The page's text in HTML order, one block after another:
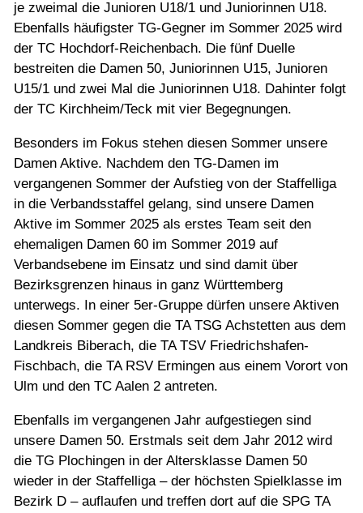
je zweimal die Junioren U18/1 und Juniorinnen U18.
Ebenfalls häufigster TG-Gegner im Sommer 2025 wird
der TC Hochdorf-Reichenbach. Die fünf Duelle
bestreiten die Damen 50, Juniorinnen U15, Junioren
U15/1 und zwei Mal die Juniorinnen U18. Dahinter folgt
der TC Kirchheim/Teck mit vier Begegnungen.
Besonders im Fokus stehen diesen Sommer unsere
Damen Aktive. Nachdem den TG-Damen im
vergangenen Sommer der Aufstieg von der Staffelliga
in die Verbandsstaffel gelang, sind unsere Damen
Aktive im Sommer 2025 als erstes Team seit den
ehemaligen Damen 60 im Sommer 2019 auf
Verbandsebene im Einsatz und sind damit über
Bezirksgrenzen hinaus in ganz Württemberg
unterwegs. In einer 5er-Gruppe dürfen unsere Aktiven
diesen Sommer gegen die TA TSG Achstetten aus dem
Landkreis Biberach, die TA TSV Friedrichshafen-
Fischbach, die TA RSV Ermingen aus einem Vorort von
Ulm und den TC Aalen 2 antreten.
Ebenfalls im vergangenen Jahr aufgestiegen sind
unsere Damen 50. Erstmals seit dem Jahr 2012 wird
die TG Plochingen in der Altersklasse Damen 50
wieder in der Staffelliga – der höchsten Spielklasse im
Bezirk D – auflaufen und treffen dort auf die SPG TA